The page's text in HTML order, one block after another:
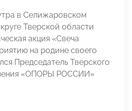
в Селижаровском
Тверской области
акция «Свеча
на родине своего
Председатель Тверского
«ОПОРЫ РОССИИ»